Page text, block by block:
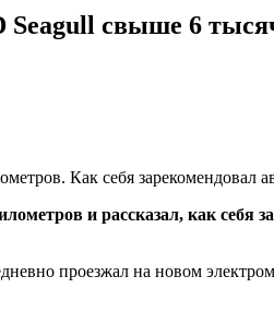
свыше 6
и рассказал, как себя
проезжал на новом